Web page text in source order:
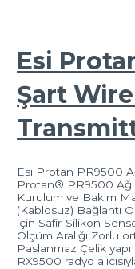
Esi
Şart
Esi Protan PR9500
Protan® PR9500
Kurulum ve Bakım
(Kablosuz) Bağlantı
için Safir-Silikon
Ölçüm Aralığı Zorlu
Paslanmaz Çelik
RX9500 radyo